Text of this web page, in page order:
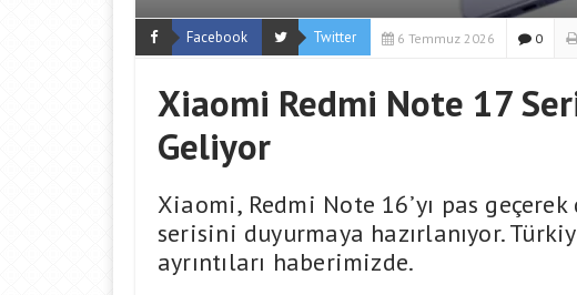
Facebook Twitter 6 Temmuz 2026 0
Xiaomi Redmi Note 17
Geliyor
Xiaomi, Redmi Note 16’yı pas
serisini duyurmaya hazırlanıyor.
ayrıntıları haberimizde.